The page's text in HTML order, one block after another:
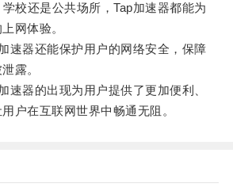
还是公共场所，Tap加速器都能为
网体验。
器还能保护用户的网络安全，保障
露。
器的出现为用户提供了更加便利、
户在互联网世界中畅通无阻。